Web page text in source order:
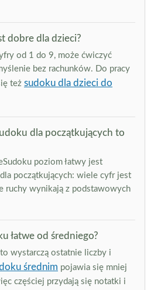
dobre dla dzieci?
od 1 do 9, może ćwiczyć
bez rachunków. Do pracy
też sudoku dla dzieci do
dla początkujących to
poziom łatwy jest
początkujących: wiele cyfr jest
ruchy wynikają z podstawowych
łatwe od średniego?
wystarczą ostatnie liczby i
średnim pojawia się mniej
częściej przydają się notatki i